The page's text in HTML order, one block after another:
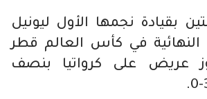
بقيادة نجمها الأول ليونيل
النهائية في كأس العالم قطر
فوز عريض على كرواتيا بنصف